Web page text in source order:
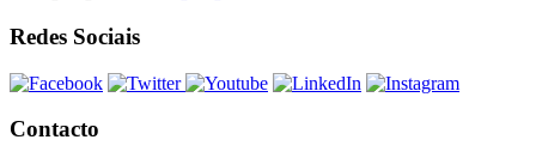
Redes Sociais
Contacto